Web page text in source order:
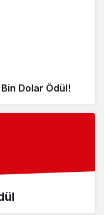
Bin Dolar Ödül!